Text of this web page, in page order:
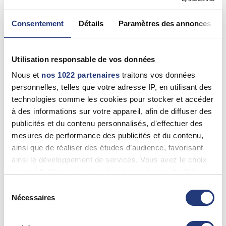
Consentement Détails Paramètres des annonces
Utilisation responsable de vos données
Nous et nos 1022 partenaires traitons vos données
personnelles, telles que votre adresse IP, en utilisant des
technologies comme les cookies pour stocker et accéder
à des informations sur votre appareil, afin de diffuser des
publicités et du contenu personnalisés, d'effectuer des
mesures de performance des publicités et du contenu,
ainsi que de réaliser des études d’audience, favorisant
ainsi le développement de services. Vous avez le choix
tout moment en consultant la Déclaration relative aux
cookies ou en cliquant sur l'icône de confidentialité.
Nécessaires
MICHEL LE
Chevannes (91750)
91 - Essonne
Michel TONY
Corbeil-Essonnes (91100)
0164965992
91 - Essonne
Corbeil-Essonnes (91100)
<p>01 64 96 59 92 (Uniquement le matin)</p>